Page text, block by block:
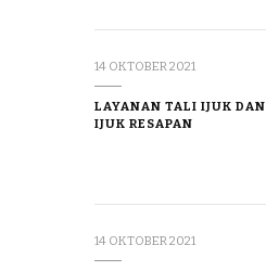
14 OKTOBER 2021
LAYANAN TALI IJUK DAN
IJUK RESAPAN
14 OKTOBER 2021